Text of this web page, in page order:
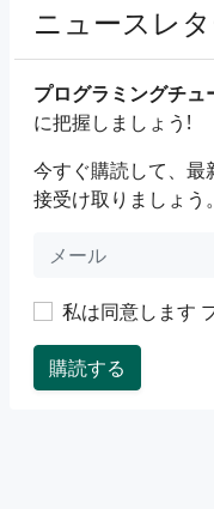
ニュースレ
プログラミングチュ
に把握しましょう!
今すぐ購読して、最
接受け取りましょう。
私は同意します
購読する